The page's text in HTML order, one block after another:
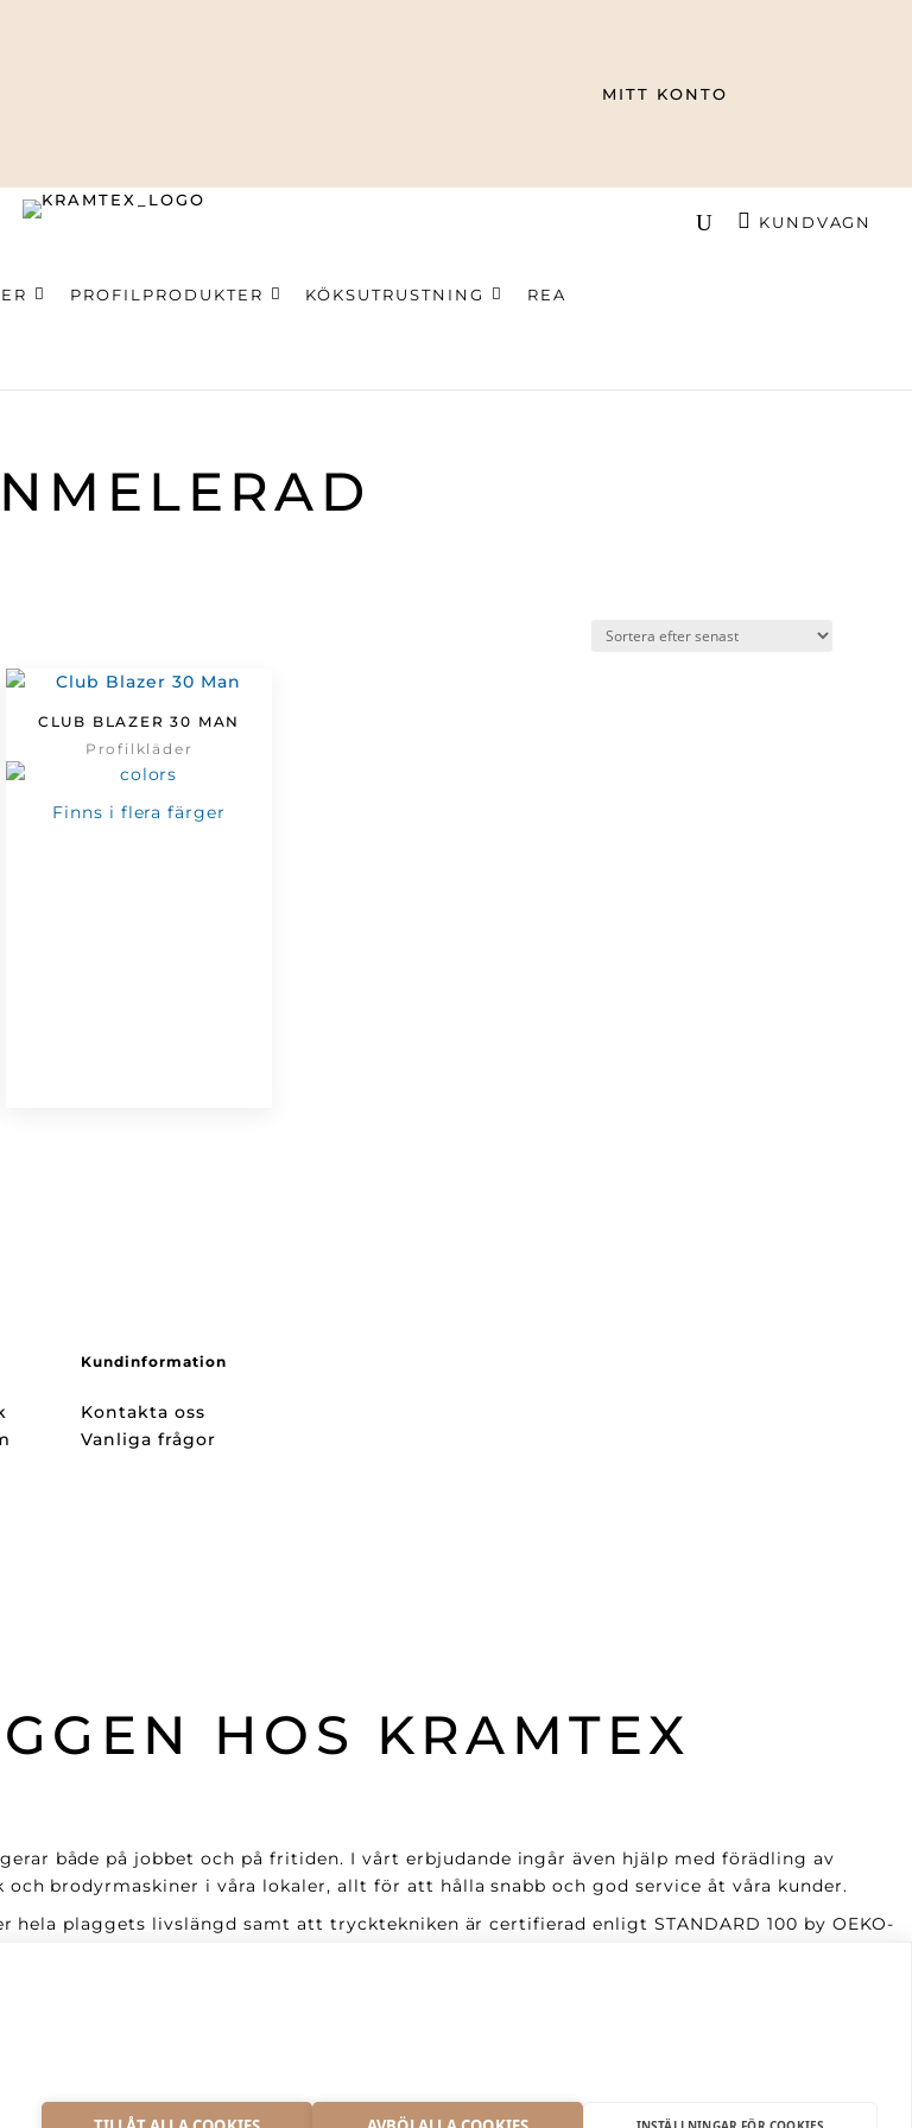
MITT KONTO
KUNDVAGN
PROFILPRODUKTER KÖKSUTRUSTNING REA
CLUB BLAZER 30 MAN
Profilkläder
Finns i flera färger
Kundinformation
Kontakta oss
Vanliga frågor
HOS KRAMTEX
både på jobbet och på fritiden. I vårt erbjudande ingår även hjälp med förädling av
brodyrmaskiner i våra lokaler, allt för att hålla snabb och god service åt våra kunder.
plaggets livslängd samt att trycktekniken är certifierad enligt STANDARD 100 by OEKO-
önskemål.
samt PVC/Ftalatfria. De är mjuka, anpassningsbara och tål många gånger både